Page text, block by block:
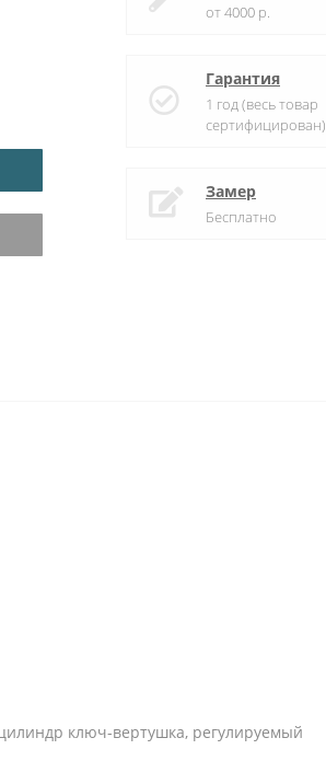
от 4000 р.
Гарантия
1 год (весь товар
сертифицирован)
Замер
Бесплатно
ключ-вертушка, регулируемый